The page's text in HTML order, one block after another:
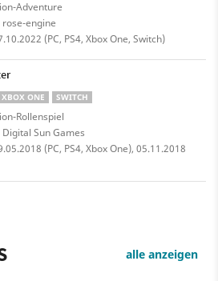
Adventure
engine
(PC, PS4, Xbox One, Switch)
XBOX ONE SWITCH
Rollenspiel
Sun Games
(PC, PS4, Xbox One), 05.11.2018
alle anzeigen